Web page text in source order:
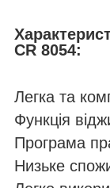
CR 8054:
Легка та
Функція
Програма
Низьке